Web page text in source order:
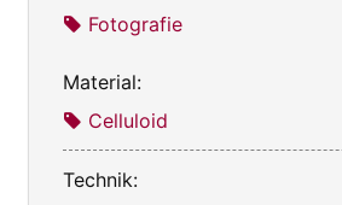
Fotografie
Material:
Celluloid
Technik: